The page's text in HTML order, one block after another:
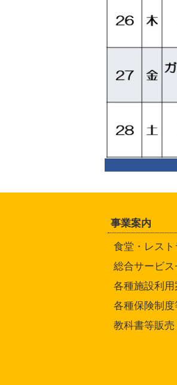
事業案内
食堂・レス
総合サービ
各種施設利
各種保険制
教科書等販売